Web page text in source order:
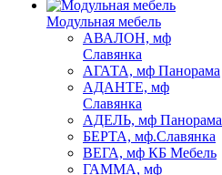
Модульная мебель
АВАЛОН, мф
Славянка
АГАТА, мф Панорама
АДАНТЕ, мф
Славянка
АДЕЛЬ, мф Панорама
БЕРТА, мф.Славянка
ВЕГА, мф КБ Мебель
ГАММА, мф